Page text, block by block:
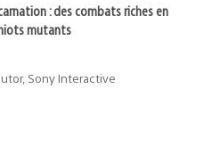
: des combats riches en
mutants
Sony Interactive